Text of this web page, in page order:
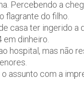
Percebendo a
flagrante do filho.
casa ter ingerido a
dinheiro.
hospital, mas não
assunto com a